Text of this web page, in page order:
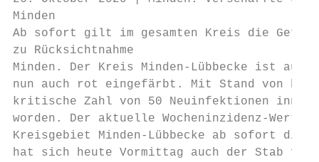
Minden
Ab sofort gilt im gesamten Kreis die
zu Rücksichtnahme
Minden. Der Kreis Minden-Lübbecke ist auf
nun auch rot eingefärbt. Mit Stand von
kritische Zahl von 50 Neuinfektionen
worden. Der aktuelle Wocheninzidenz-
Kreisgebiet Minden-Lübbecke ab sofort die
hat sich heute Vormittag auch der Stab für